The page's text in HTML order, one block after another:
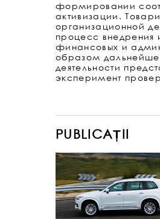
формировании
активизации.
организационной
процесс внедрения
финансовых и
образом
деятельности
эксперимент
PUBLICAȚII